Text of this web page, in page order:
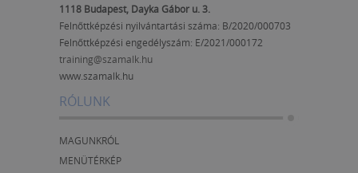
1118 Budapest, Dayka Gábor u. 3.
Felnőttképzési nyilvántartási száma: B/2020/000703
Felnőttképzési engedélyszám: E/2021/000172
training@szamalk.hu
www.szamalk.hu
RÓLUNK
MAGUNKRÓL
MENÜTÉRKÉP